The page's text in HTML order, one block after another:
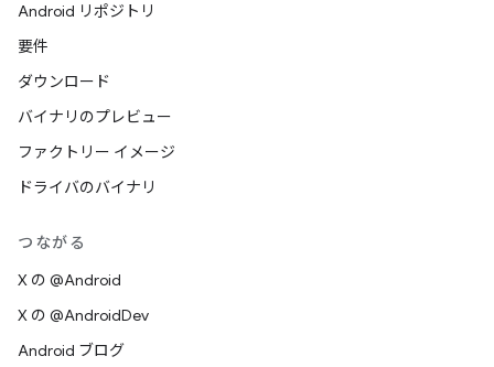
Android リポジトリ
要件
ダウンロード
バイナリのプレビュー
ファクトリー イメージ
ドライバのバイナリ
つながる
X の @Android
X の @AndroidDev
Android ブログ